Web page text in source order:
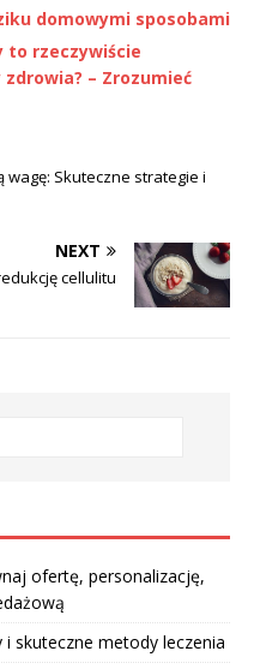
domowymi sposobami
to rzeczywiście
– Zrozumieć
wagę: Skuteczne strategie i
NEXT
cellulitu
ofertę, personalizację,
skuteczne metody leczenia